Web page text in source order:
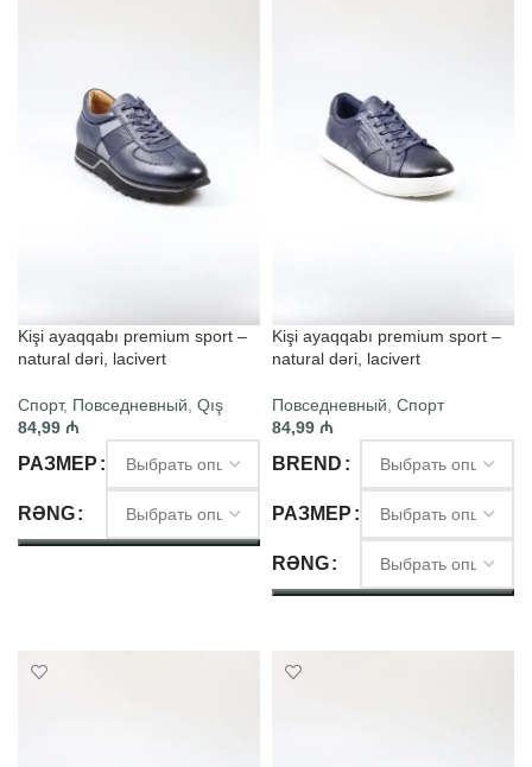
Kişi ayaqqabı premium sport –
natural dəri, lacivert
Спорт, Повседневный Qış
84,99 ₼
РАЗМЕР
RƏNG
Kişi ayaqqabı premium sport –
natural dəri, lacivert
Повседневный Спорт
84,99 ₼
BREND
РАЗМЕР
RƏNG